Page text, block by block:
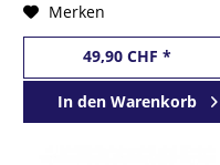
Merken
49,90 CHF *
In den Warenkorb